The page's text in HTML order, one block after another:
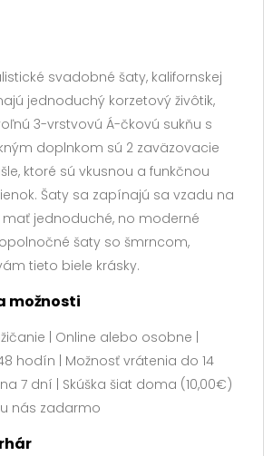
svadobné šaty, kalifornskej
jednoduchý korzetový živôtik,
3-vrstvovú Á-čkovú sukňu s
doplnkom sú 2 zaväzovacie
ktoré sú vkusnou a funkčnou
Šaty sa zapínajú sa vzadu na
mať jednoduché, no moderné
šaty so šmrncom,
tieto biele krásky.
možnosti
| Online alebo osobne |
hodín | Možnosť vrátenia do 14
7 dní | Skúška šiat doma (10,00€)
nás zadarmo